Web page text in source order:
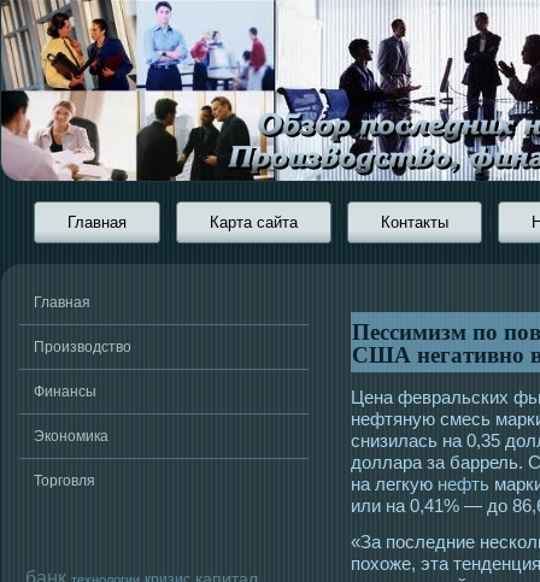
Главная Карта сайта Контакты
Главная
Производство
Финансы
Экономика
Торговля
банк
Пессимизм по
США негативно
Цена февральских
нефтяную смесь
снизилась на 0,35
доллара за баррель.
на легкую нефть
или на 0,41% — до
«За последние
похоже, эта